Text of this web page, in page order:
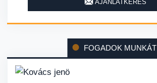
AJÁNLATKÉRÉS
FOGADOK MUNKÁT